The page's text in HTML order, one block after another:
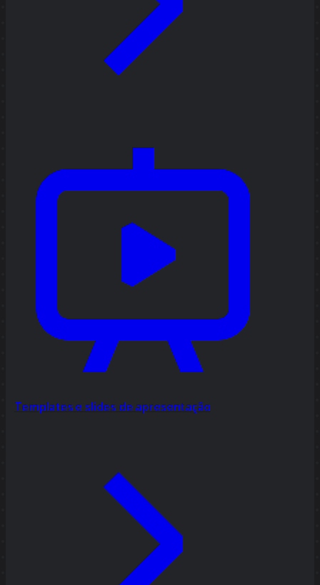
Templates e slides de apresentação